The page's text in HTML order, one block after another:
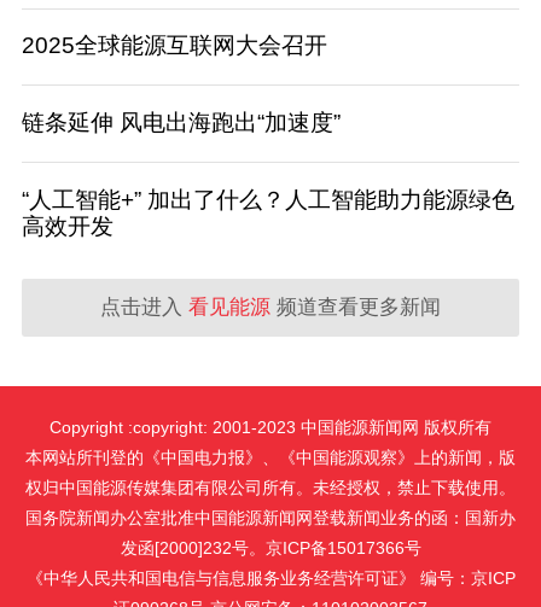
2025全球能源互联网大会召开
链条延伸 风电出海跑出“加速度”
“人工智能+” 加出了什么？人工智能助力能源绿色
高效开发
点击进入 看见能源 频道查看更多新闻
Copyright :copyright: 2001-2023 中国能源新闻网 版权所有
本网站所刊登的《中国电力报》、《中国能源观察》上的新闻，版
权归中国能源传媒集团有限公司所有。未经授权，禁止下载使用。
国务院新闻办公室批准中国能源新闻网登载新闻业务的函：国新办
发函[2000]232号。京ICP备15017366号
《中华人民共和国电信与信息服务业务经营许可证》 编号：京ICP